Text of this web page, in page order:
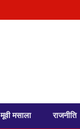
मूवी मसाला राजनीति